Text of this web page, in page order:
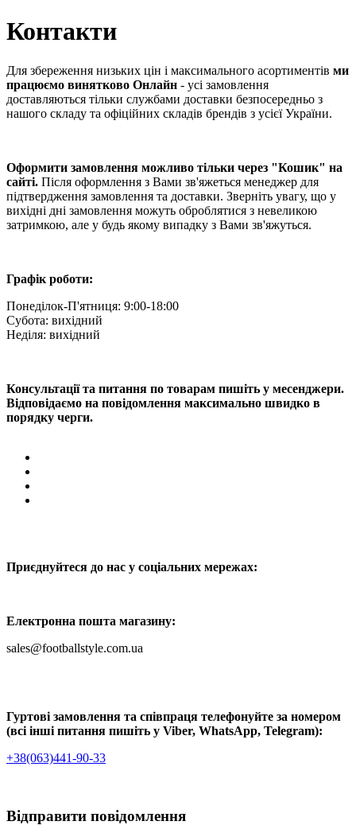
Контакти
Для збереження низьких цін і максимального асортиментів ми
працюємо винятково Онлайн - усі замовлення
доставляються тільки службами доставки безпосередньо з
нашого складу та офіційних складів брендів з усієї України.
Оформити замовлення можливо тільки через "Кошик" на
сайті. Після оформлення з Вами зв'яжеться менеджер для
підтвердження замовлення та доставки. Зверніть увагу, що у
вихідні дні замовлення можуть оброблятися з невеликою
затримкою, але у будь якому випадку з Вами зв'яжуться.
Графік роботи:
Понеділок-П'ятниця: 9:00-18:00
Субота: вихідний
Неділя: вихідний
Консультації та питання по товарам пишіть у месенджери.
Відповідаємо на повідомлення максимально швидко в
порядку черги.
Приєднуйтеся до нас у соціальних мережах:
Електронна пошта магазину:
sales@footballstyle.com.ua
Гуртові замовлення та співпраця телефонуйте за номером
(всі інші питання пишіть у Viber, WhatsApp, Telegram):
+38(063)441-90-33
Відправити повідомлення